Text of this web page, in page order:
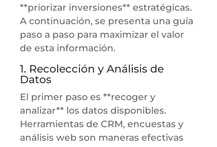
**priorizar inversiones** estratégicas.
A continuación, se presenta una guía
paso a paso para maximizar el valor
de esta información.
1. Recolección y Análisis de
Datos
El primer paso es **recoger y
analizar** los datos disponibles.
Herramientas de CRM, encuestas y
análisis web son maneras efectivas